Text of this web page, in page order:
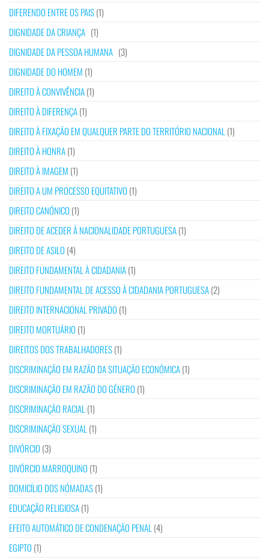
DIFERENDO ENTRE OS PAIS(1)
DIGNIDADE DA CRIANÇA (1)
DIGNIDADE DA PESSOA HUMANA (3)
DIGNIDADE DO HOMEM (1)
DIREITO À CONVIVÊNCIA(1)
DIREITO À DIFERENÇA(1)
DIREITO À FIXAÇÃO EM QUALQUER PARTE DO TERRITÓRIO NACIONAL (1)
DIREITO À HONRA(1)
DIREITO À IMAGEM (1)
DIREITO A UM PROCESSO EQUITATIVO (1)
DIREITO CANÓNICO (1)
DIREITO DE ACEDER À NACIONALIDADE PORTUGUESA(1)
DIREITO DE ASILO (4)
DIREITO FUNDAMENTAL À CIDADANIA(1)
DIREITO FUNDAMENTAL DE ACESSO À CIDADANIA PORTUGUESA(2)
DIREITO INTERNACIONAL PRIVADO (1)
DIREITO MORTUÁRIO (1)
DIREITOS DOS TRABALHADORES(1)
DISCRIMINAÇÃO EM RAZÃO DA SITUAÇÃO ECONÓMICA(1)
DISCRIMINAÇÃO EM RAZÃO DO GÉNERO (1)
DISCRIMINAÇÃO RACIAL (1)
DISCRIMINAÇÃO SEXUAL (1)
DIVÓRCIO (3)
DIVÓRCIO MARROQUINO (1)
DOMICÍLIO DOS NÓMADAS(1)
EDUCAÇÃO RELIGIOSA(1)
EFEITO AUTOMÁTICO DE CONDENAÇÃO PENAL (4)
EGIPTO (1)